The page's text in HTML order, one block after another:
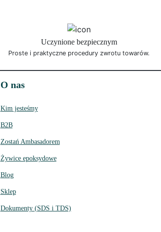
Uczynione bezpiecznym
Proste i praktyczne procedury zwrotu towarów.
O nas
Kim jesteśmy
B2B
Zostań Ambasadorem
Żywice epoksydowe
Blog
Sklep
Dokumenty (SDS i TDS)